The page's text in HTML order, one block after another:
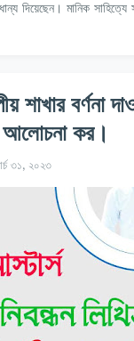
দিয়েছেন। মানিক সাহিত্যে
শাখার বর্ণনা
আলোচনা কর।
৩১, ২০২৩